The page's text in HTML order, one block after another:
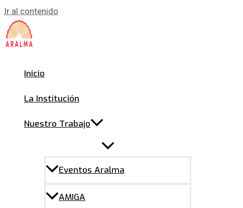
Ir al contenido
Inicio
La Institución
Nuestro Trabajo
Eventos Aralma
AMIGA